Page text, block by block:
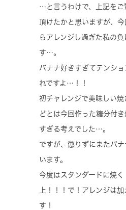
…と言うわけで、上記をご
頂けたかと思いますが、
らアレンジし過ぎた私の
す…。
バナナ好きすぎてテンシ
れですよ…！！
初チャレンジで美味しい
どとは今回作った糖分付
すぎる考えでした…。
ですが、懲りずにまたバ
います。
今度はスタンダードに焼く
上！！！で！アレンジは
す！